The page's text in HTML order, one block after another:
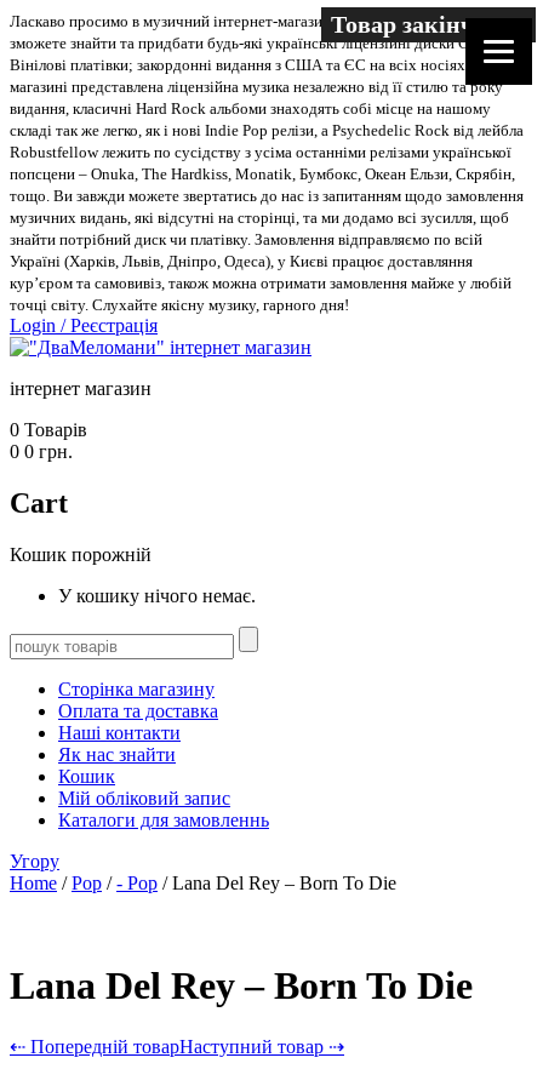
Ласкаво просимо в музичний інтернет-магазин “Два меломани”. У нас Ви
зможете знайти та придбати будь-які українські ліцензійні диски CD, DVD,
Вінілові платівки; закордонні видання з США та ЄС на всіх носіях. В
магазині представлена ліцензійна музика незалежно від її стилю та року
видання, класичні Hard Rock альбоми знаходять собі місце на нашому
складі так же легко, як і нові Indie Pop релізи, а Psychedelic Rock від лейбла
Robustfellow лежить по сусідству з усіма останніми релізами української
попсцени – Onuka, The Hardkiss, Monatik, Бумбокс, Океан Ельзи, Скрябін,
тощо. Ви завжди можете звертатись до нас із запитанням щодо замовлення
музичних видань, які відсутні на сторінці, та ми додамо всі зусилля, щоб
знайти потрібний диск чи платівку. Замовлення відправляємо по всій
Україні (Харків, Львів, Дніпро, Одеса), у Києві працює доставляння
кур’єром та самовивіз, також можна отримати замовлення майже у любій
точці світу. Слухайте якісну музику, гарного дня!
Login /Реєстрація
інтернет магазин
0 Товарів
0 0 грн.
Cart
Кошик порожній
У кошику нічого немає.
Сторінка магазину
Оплата та доставка
Наші контакти
Як нас знайти
Кошик
Мій обліковий запис
Каталоги для замовленнь
Угору
Home /Pop /- Pop / Lana Del Rey – Born To Die
Товар закінчився
Lana Del Rey – Born To Die
⇠ Попередній товарНаступний товар ⇢